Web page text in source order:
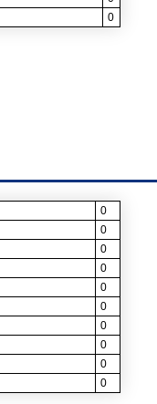
0
0
0
0
0
0
0
0
0
0
0